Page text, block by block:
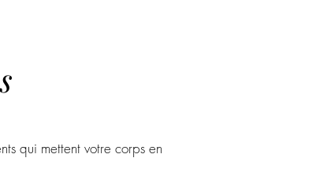
qui mettent votre corps en